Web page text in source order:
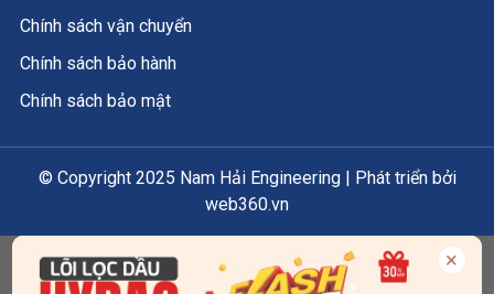
Chính sách vận chuyển
Chính sách bảo hành
Chính sách bảo mật
© Copyright 2025 Nam Hải Engineering | Phát triển bởi
web360.vn
×